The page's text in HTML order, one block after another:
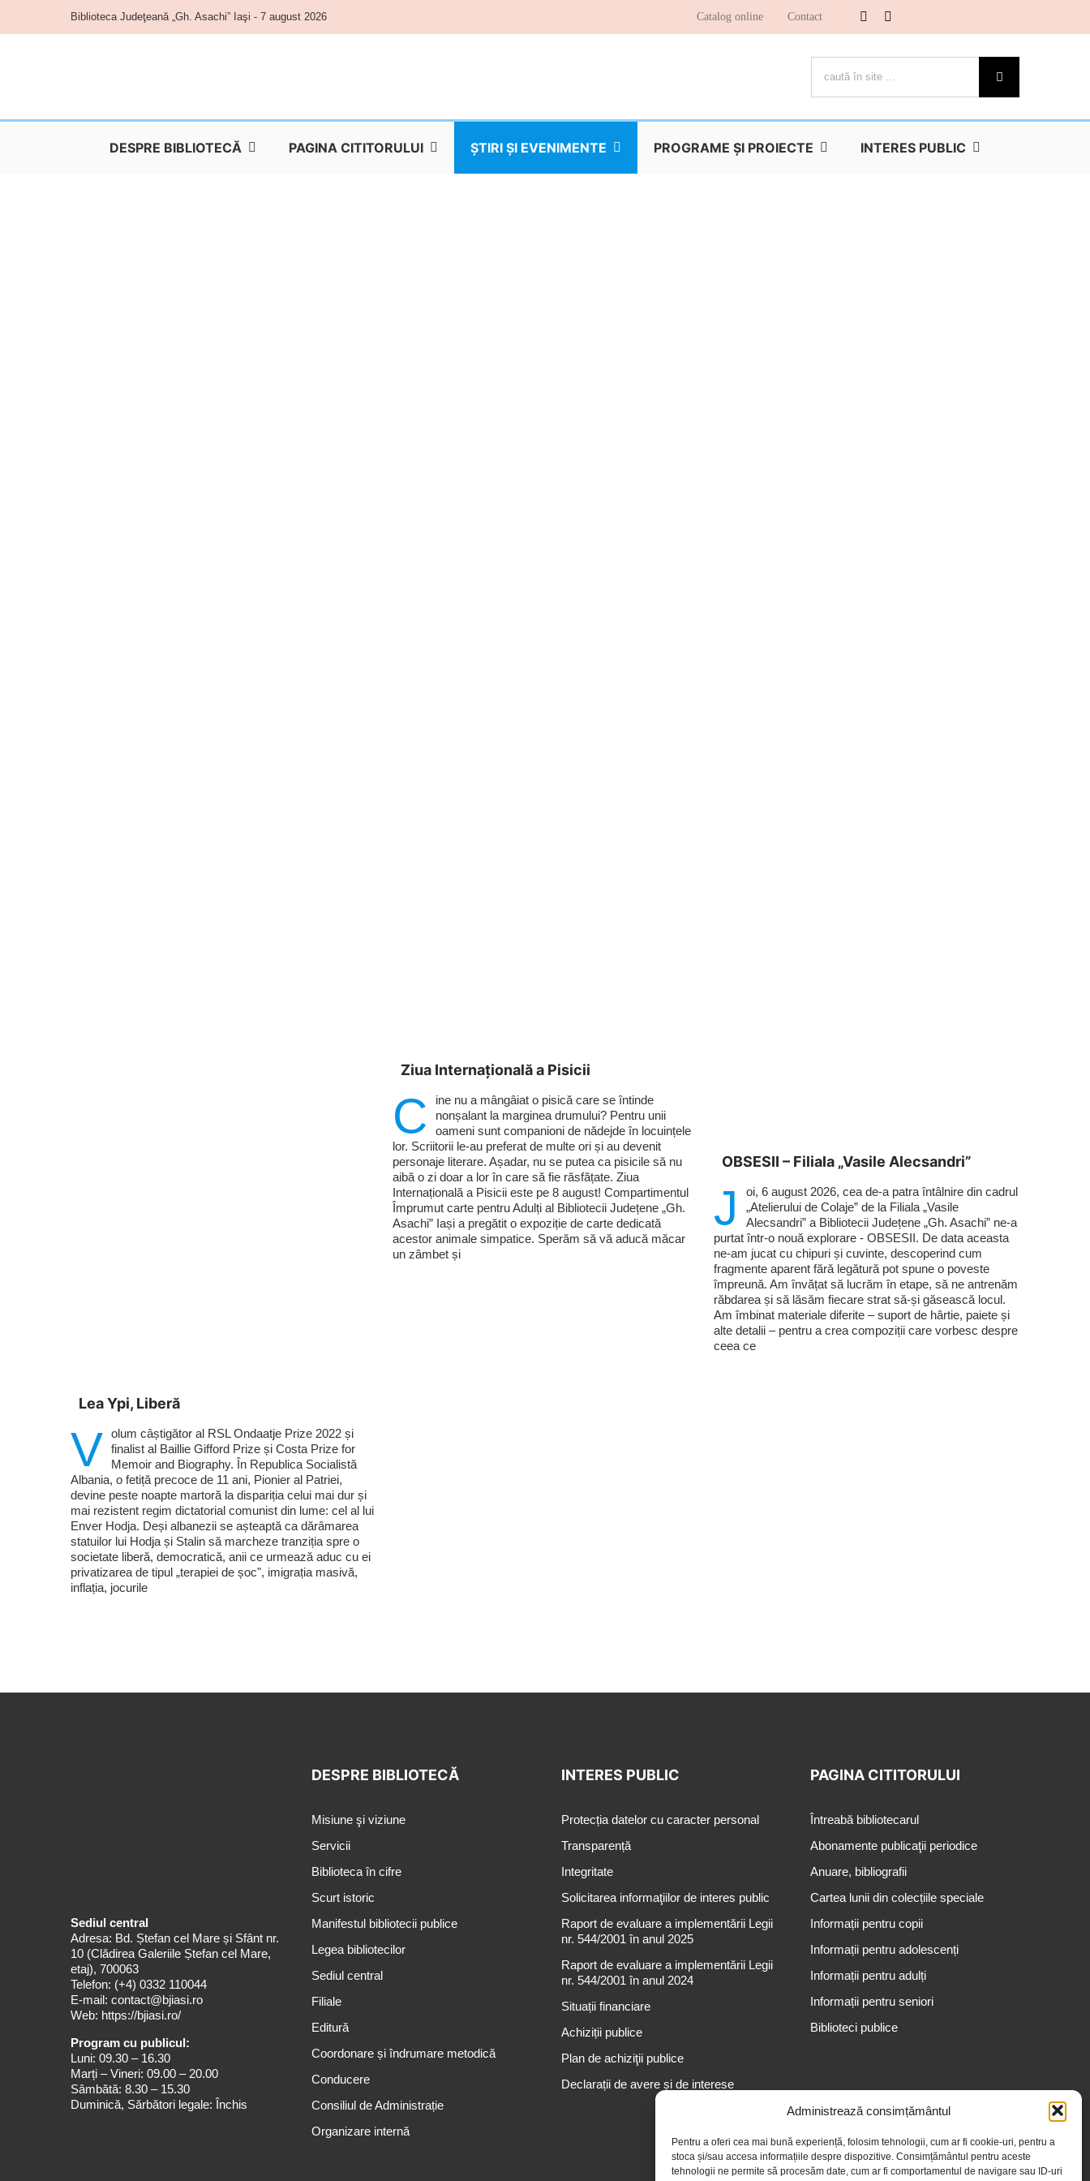
Administrează consimțământul
Pentru a oferi cea mai bună experiență, folosim tehnologii, cum ar fi cookie-uri, pentru a
stoca și/sau accesa informațiile despre dispozitive. Consimțământul pentru aceste
tehnologii ne permite să procesăm date, cum ar fi comportamentul de navigare sau ID-uri
content
Biblioteca Judeţeană „Gh. Asachi” Iaşi - 7 august 2026 Catalog online Contact
DESPRE BIBLIOTECĂ PAGINA CITITORULUI ŞTIRI ŞI EVENIMENTE PROGRAME ŞI PROIECTE INTERES PUBLIC
Lea Ypi, Liberă
V olum câștigător al RSL Ondaatje Prize 2022 și
finalist al Baillie Gifford Prize și Costa Prize for
Memoir and Biography. În Republica Socialistă
Albania, o fetiță precoce de 11 ani, Pionier al Patriei,
devine peste noapte martoră la dispariția celui mai dur și
mai rezistent regim dictatorial comunist din lume: cel al lui
Enver Hodja. Deși albanezii se așteaptă ca dărâmarea
statuilor lui Hodja și Stalin să marcheze tranziția spre o
societate liberă, democratică, anii ce urmează aduc cu ei
privatizarea de tipul „terapiei de șoc", imigrația masivă,
inflația, jocurile
Ziua Internațională a Pisicii
C
ine nu a mângâiat o pisică care se întinde
nonșalant la marginea drumului? Pentru unii
oameni sunt companioni de nădejde în locuințele
lor. Scriitorii le-au preferat de multe ori și au devenit
personaje literare. Așadar, nu se putea ca pisicile să nu
aibă o zi doar a lor în care să fie răsfățate. Ziua
Internațională a Pisicii este pe 8 august! Compartimentul
Împrumut carte pentru Adulți al Bibliotecii Județene „Gh.
Asachi” Iași a pregătit o expoziție de carte dedicată
acestor animale simpatice. Sperăm să vă aducă măcar
un zâmbet și
OBSESII – Filiala „Vasile Alecsandri”
J
oi, 6 august 2026, cea de-a patra întâlnire din cadrul
„Atelierului de Colaje” de la Filiala „Vasile
Alecsandri” a Bibliotecii Județene „Gh. Asachi” ne-a
purtat într-o nouă explorare - OBSESII. De data aceasta
ne-am jucat cu chipuri și cuvinte, descoperind cum
fragmente aparent fără legătură pot spune o poveste
împreună. Am învățat să lucrăm în etape, să ne antrenăm
răbdarea și să lăsăm fiecare strat să-și găsească locul.
Am îmbinat materiale diferite – suport de hârtie, paiete și
alte detalii – pentru a crea compoziții care vorbesc despre
ceea ce
Sediul central
Adresa: Bd. Ștefan cel Mare și Sfânt nr.
10 (Clădirea Galeriile Ștefan cel Mare,
etaj), 700063
Telefon: (+4) 0332 110044
E-mail: contact@bjiasi.ro
Web: https://bjiasi.ro/
Program cu publicul:
Luni: 09.30 – 16.30
Marți – Vineri: 09.00 – 20.00
Sâmbătă: 8.30 – 15.30
Duminică, Sărbători legale: Închis
DESPRE BIBLIOTECĂ
Misiune şi viziune
Servicii
Biblioteca în cifre
Scurt istoric
Manifestul bibliotecii publice
Legea bibliotecilor
Sediul central
Filiale
Editură
Coordonare și îndrumare metodică
Conducere
Consiliul de Administrație
Organizare internă
INTERES PUBLIC
Protecția datelor cu caracter personal
Transparență
Integritate
Solicitarea informaţiilor de interes public
Raport de evaluare a implementării Legii
nr. 544/2001 în anul 2025
Raport de evaluare a implementării Legii
nr. 544/2001 în anul 2024
Situații financiare
Achiziții publice
Plan de achiziţii publice
Declarații de avere și de interese
PAGINA CITITORULUI
Întreabă bibliotecarul
Abonamente publicaţii periodice
Anuare, bibliografii
Cartea lunii din colecțiile speciale
Informații pentru copii
Informații pentru adolescenți
Informații pentru adulți
Informații pentru seniori
Biblioteci publice